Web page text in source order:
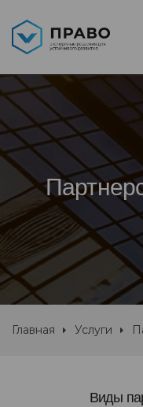
Главная Услуги
Виды